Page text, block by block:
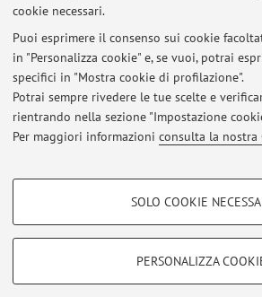
cookie necessari.
Puoi esprimere il consenso sui cookie
in "Personalizza cookie" e, se vuoi, potrai
specifici in "Mostra cookie di profilazione".
Potrai sempre rivedere le tue scelte e
rientrando nella sezione "Impostazione
Per maggiori informazioni consulta la nostra
COOKIE DI PROFILAZIONE -
SOLO COOKIE
PERSONALIZZA
Ultimi avvisi
Al momento non sono
Area riservata
Accedi tramiteloginper gestire tutti i